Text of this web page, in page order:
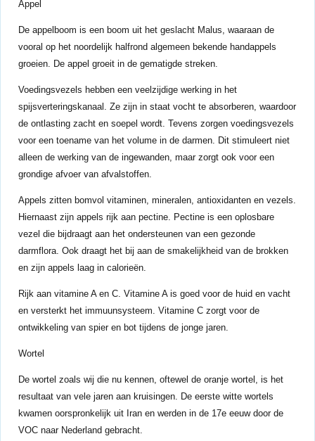
Appel
De appelboom is een boom uit het geslacht Malus, waaraan de
vooral op het noordelijk halfrond algemeen bekende handappels
groeien. De appel groeit in de gematigde streken.
Voedingsvezels hebben een veelzijdige werking in het
spijsverteringskanaal. Ze zijn in staat vocht te absorberen, waardoor
de ontlasting zacht en soepel wordt. Tevens zorgen voedingsvezels
voor een toename van het volume in de darmen. Dit stimuleert niet
alleen de werking van de ingewanden, maar zorgt ook voor een
grondige afvoer van afvalstoffen.
Appels zitten bomvol vitaminen, mineralen, antioxidanten en vezels.
Hiernaast zijn appels rijk aan pectine. Pectine is een oplosbare
vezel die bijdraagt aan het ondersteunen van een gezonde
darmflora. Ook draagt het bij aan de smakelijkheid van de brokken
en zijn appels laag in calorieën.
Rijk aan vitamine A en C. Vitamine A is goed voor de huid en vacht
en versterkt het immuunsysteem. Vitamine C zorgt voor de
ontwikkeling van spier en bot tijdens de jonge jaren.
Wortel
De wortel zoals wij die nu kennen, oftewel de oranje wortel, is het
resultaat van vele jaren aan kruisingen. De eerste witte wortels
kwamen oorspronkelijk uit Iran en werden in de 17e eeuw door de
VOC naar Nederland gebracht.